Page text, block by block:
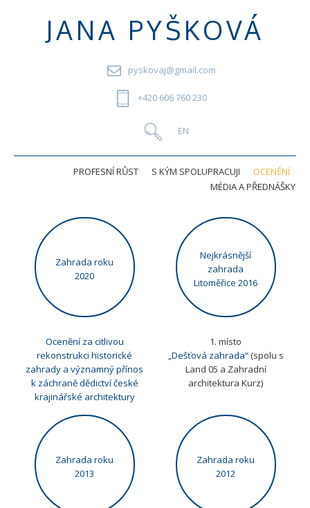
JANA PYŠKOVÁ
pyskovaj@gmail.com
+420 606 760 230
PROFESNÍ RŮST S KÝM SPOLUPRACUJI
OCENĚNÍ
MÉDIA A PŘEDNÁŠKY
Zahrada roku
2020
Ocenění za citlivou
rekonstrukci historické
zahrady a významný přínos
k záchraně dědictví české
krajinářské architektury
Nejkrásnější
zahrada
Litoměřice 2016
1. místo
„Dešťová zahrada“(spolu s
Land 05 a Zahradní
architektura Kurz)
Zahrada roku
2013
Zahrada roku
2012